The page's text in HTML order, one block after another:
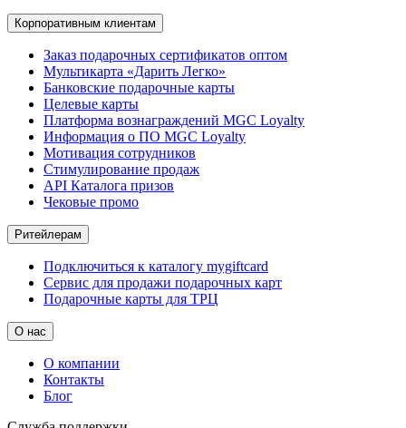
Корпоративным клиентам
Заказ подарочных сертификатов оптом
Мультикарта «Дарить Легко»
Банковские подарочные карты
Целевые карты
Платформа вознаграждений MGC Loyalty
Информация о ПО MGC Loyalty
Мотивация сотрудников
Стимулирование продаж
API Каталога призов
Чековые промо
Ритейлерам
Подключиться к каталогу mygiftcard
Сервис для продажи подарочных карт
Подарочные карты для ТРЦ
О нас
О компании
Контакты
Блог